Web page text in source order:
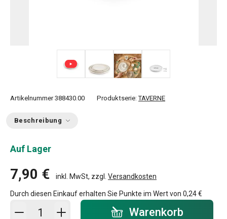
Artikelnummer 388430.00 Produktserie:TAVERNE
Beschreibung
Auf Lager
7,90 € inkl. MwSt, zzgl. Versandkosten
Durch diesen Einkauf erhalten Sie Punkte im Wert von 0,24 €
In den Warenkorb - Menge Warenkorb